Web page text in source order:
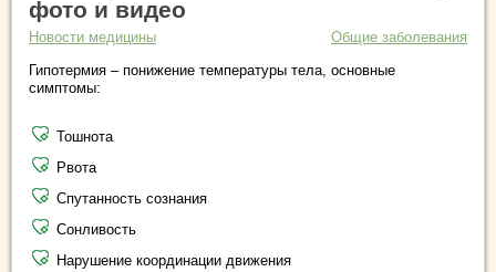
фото и видео
Новости медицины
Общие заболевания
Гипотермия – понижение температуры тела, основные
симптомы:
Тошнота
Рвота
Спутанность сознания
Сонливость
Нарушение координации движения